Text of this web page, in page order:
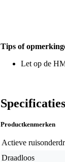
Tips of
Let op de
Specificaties
Productkenmerken
Actieve
Draadloos